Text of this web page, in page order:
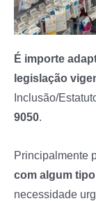
É importe
legislação
Inclusão/
9050.
Principalmente
com algum
necessidade